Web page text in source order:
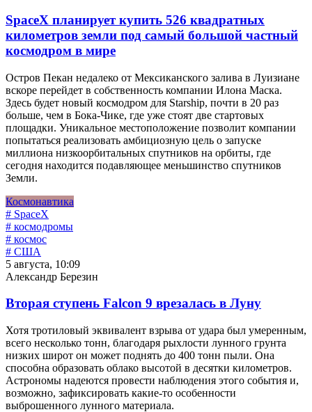
SpaceX планирует купить 526 квадратных
километров земли под самый большой частный
космодром в мире
Остров Пекан недалеко от Мексиканского залива в Луизиане
вскоре перейдет в собственность компании Илона Маска.
Здесь будет новый космодром для Starship, почти в 20 раз
больше, чем в Бока-Чике, где уже стоят две стартовых
площадки. Уникальное местоположение позволит компании
попытаться реализовать амбициозную цель о запуске
миллиона низкоорбитальных спутников на орбиты, где
сегодня находится подавляющее меньшинство спутников
Земли.
Космонавтика
# SpaceX
# космодромы
# космос
# США
5 августа, 10:09
Александр Березин
Вторая ступень Falcon 9 врезалась в Луну
Хотя тротиловый эквивалент взрыва от удара был умеренным,
всего несколько тонн, благодаря рыхлости лунного грунта
низких широт он может поднять до 400 тонн пыли. Она
способна образовать облако высотой в десятки километров.
Астрономы надеются провести наблюдения этого события и,
возможно, зафиксировать какие-то особенности
выброшенного лунного материала.